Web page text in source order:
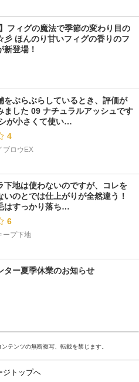
フィグの魔法で季節の変わり目の
ほんのり甘いフィグの香りのフ
新登場！
をぶらぶらしているとき、評価が
ました 09 ナチュラルアッシュです
が小さくて使い…
4
ブロウEX
下地は使わないのですが、コレを
いのとでは仕上がりが全然違う！
はすっかり落ち…
6
ープ下地
ター夏季休業のお知らせ
テンツの無断複写、転載を禁じます。
ジトップへ